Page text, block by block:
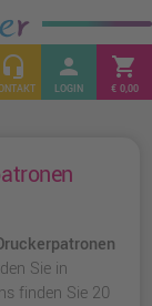
headset_mic person
LOGIN
shopping_cart
€ 0,00
Sie in
finden Sie 20